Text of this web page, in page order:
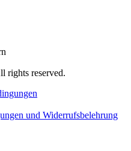
rights reserved.
und Widerrufsbelehrung